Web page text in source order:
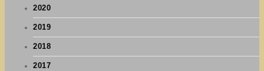
2020
2019
2018
2017